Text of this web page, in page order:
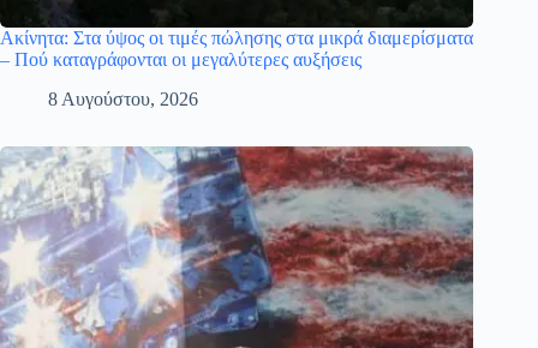
Ακίνητα: Στα ύψος οι τιμές πώλησης στα μικρά διαμερίσματα
– Πού καταγράφονται οι μεγαλύτερες αυξήσεις
8 Αυγούστου, 2026